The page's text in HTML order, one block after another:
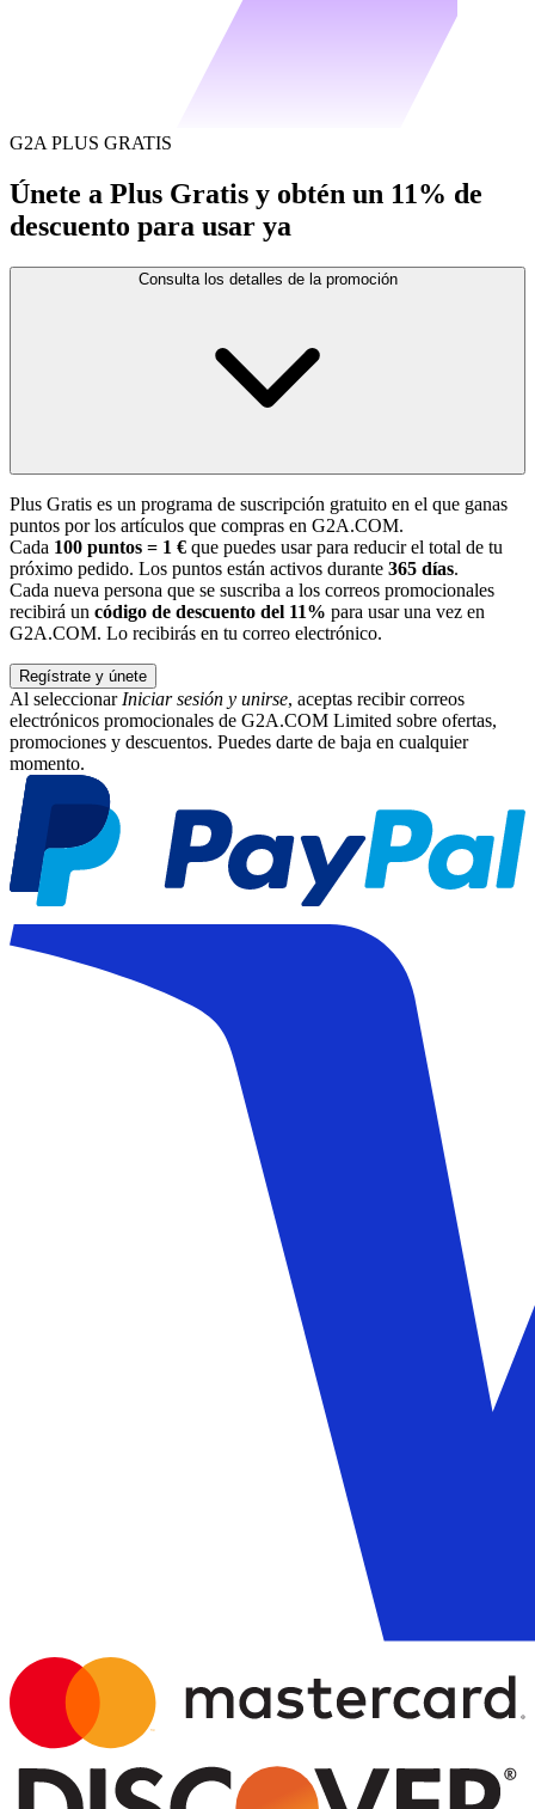
G2A PLUS GRATIS
Únete a Plus Gratis y obtén un 11% de
descuento para usar ya
Consulta los detalles de la promoción
Plus Gratis es un programa de suscripción gratuito en el que ganas
puntos por los artículos que compras en G2A.COM.
Cada 100 puntos = 1 € que puedes usar para reducir el total de tu
próximo pedido. Los puntos están activos durante 365 días.
Cada nueva persona que se suscriba a los correos promocionales
recibirá un código de descuento del 11% para usar una vez en
G2A.COM. Lo recibirás en tu correo electrónico.
Regístrate y únete
Al seleccionar Iniciar sesión y unirse, aceptas recibir correos
electrónicos promocionales de G2A.COM Limited sobre ofertas,
promociones y descuentos. Puedes darte de baja en cualquier
momento.